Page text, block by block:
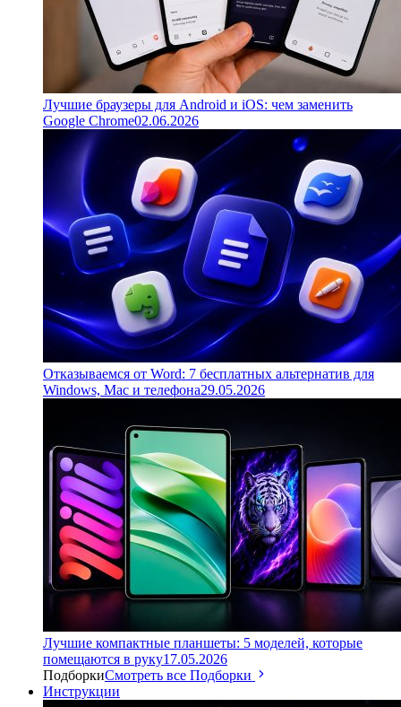
Лучшие браузеры для Android и iOS: чем заменить
Google Chrome02.06.2026
Отказываемся от Word: 7 бесплатных альтернатив для
Windows, Mac и телефона29.05.2026
Лучшие компактные планшеты: 5 моделей, которые
помещаются в руку17.05.2026
ПодборкиСмотреть все Подборки
Инструкции